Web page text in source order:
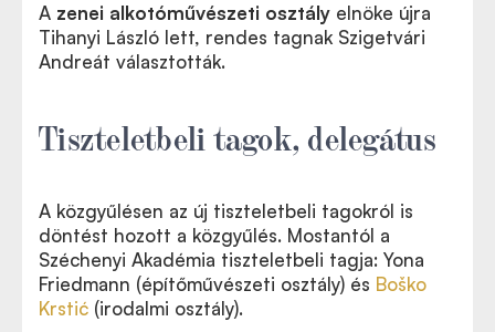
A zenei alkotóművészeti osztály elnöke újra
Tihanyi László lett, rendes tagnak Szigetvári
Andreát választották.
Tiszteletbeli tagok, delegátus
A közgyűlésen az új tiszteletbeli tagokról is
döntést hozott a közgyűlés. Mostantól a
Széchenyi Akadémia tiszteletbeli tagja: Yona
Friedmann (építőművészeti osztály) és Boško
Krstić (irodalmi osztály).